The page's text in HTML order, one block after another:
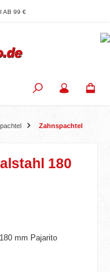
AB 99 €
Zahnspachtel
180